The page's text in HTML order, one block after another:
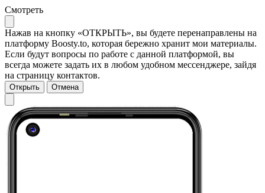
Смотреть
Нажав на кнопку «ОТКРЫТЬ», вы будете перенаправлены на
платформу Boosty.to, которая бережно хранит мои материалы.
Если будут вопросы по работе с данной платформой, вы
всегда можете задать их в любом удобном мессенджере, зайдя
на страницу контактов.
Открыть Отмена